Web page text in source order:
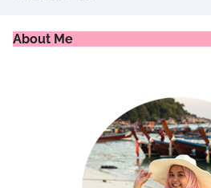
About Me